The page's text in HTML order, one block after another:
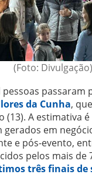
(Foto: Divulgação)
pessoas passaram
da Cunha,
(13). A estimativa
gerados em
e pós-evento,
pelos mais de
três finais de